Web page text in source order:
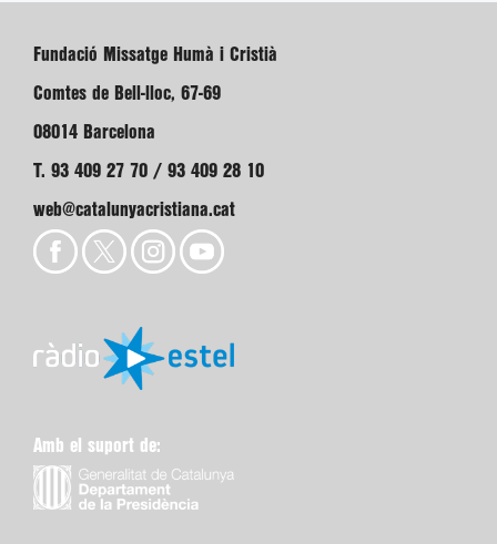
Fundació Missatge Humà i Cristià
Comtes de Bell-lloc, 67-69
08014 Barcelona
T. 93 409 27 70 / 93 409 28 10
web@catalunyacristiana.cat
Amb el suport de: